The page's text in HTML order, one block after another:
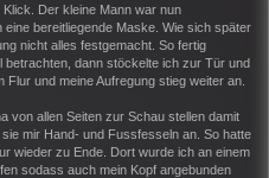
Der kleine Mann war nun
bereitliegende Maske. Wie sich später
nicht alles festgemacht. So fertig
betrachten, dann stöckelte ich zur Tür und
und meine Aufregung stieg weiter an.
von allen Seiten zur Schau stellen damit
mir Hand- und Fussfesseln an. So hatte
wieder zu Ende. Dort wurde ich an einem
sodass auch mein Kopf angebunden